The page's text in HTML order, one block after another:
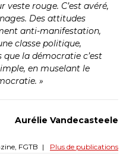
veste rouge. C’est avéré,
Des attitudes
anti-manifestation,
classe politique,
la démocratie c’est
en muselant le
»
Aurélie Vandecasteele
FGTB | Plus de publications